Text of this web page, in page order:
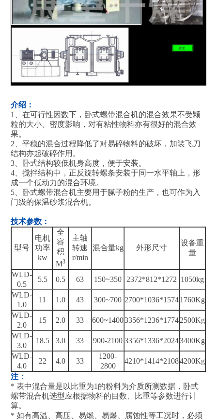
介绍：
1、在可行性因数下，卧式螺带混合机的混合效果不受颗
粒的大小、密度影响，对有粘性物料亦有很好的混合效
果。
2、平稳的混合过程降低了对易碎物料的破坏，加装飞刀
结构亦起破碎作用。
3、卧式结构较低机身高度，便于安装。
4、搅拌结构中，正反旋转螺条安装于同一水平轴上，形
成一个低动力的混合环境。
5、卧式螺带混合机主要用于腻子粉的生产，也可作为入
门级的保温砂浆混合机。
技术参数：
型号
电机
功率
kw
全
容
积
M3
主轴
转速
r/min
混合量kg 外形尺寸
设备重
量
WLD-
0.5
5.5 0.5 63 150~350 2372*812*1272 1050kg
WLD-
1.0
11 1.0 43 300~700 2700*1036*15741760Kg
WLD-
2.0
15 2.0 33 600~14003356*1236*17742500Kg
WLD-
3.0
18.5 3.0 33 900-2100 3356*1336*20243400Kg
WLD-
4.0
22 4.0 33
1200-
2800
4210*1414*21084200Kg
注 ：
* 表中混合量是以比重为1的粉料为介质所测数据，卧式
螺带混合机选型应根据物料的目数、比重等参数进行计
算。
* 如有高温、高压、易燃、易爆、腐蚀性等工况时，必须